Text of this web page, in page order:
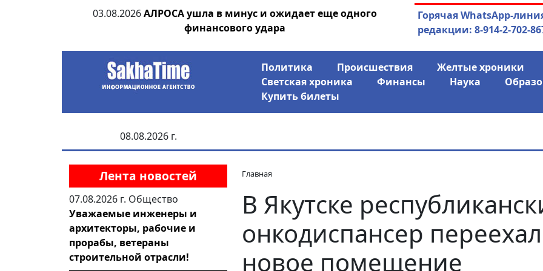
03.08.2026 АЛРОСА ушла в минус и ожидает еще одного
финансового удара
04.08.2026Маринычев у
Горячая WhatsApp-
редакции: 8-914-2-702-
Политика Происшествия Желтые хроники
Светская хроника
Финансы Наука
Купить билеты
08.08.2026 г.
Лента новостей
07.08.2026 г. Общество
Уважаемые инженеры и
архитекторы, рабочие и
прорабы, ветераны
строительной отрасли!
Главная
В Якутске
онкодиспансер
новое помещение